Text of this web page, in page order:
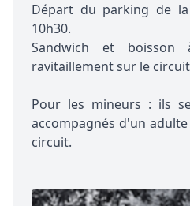
Départ du parking de
10h30.
Sandwich et
ravitaillement sur le
Pour les mineurs : ils
accompagnés d'un
circuit.